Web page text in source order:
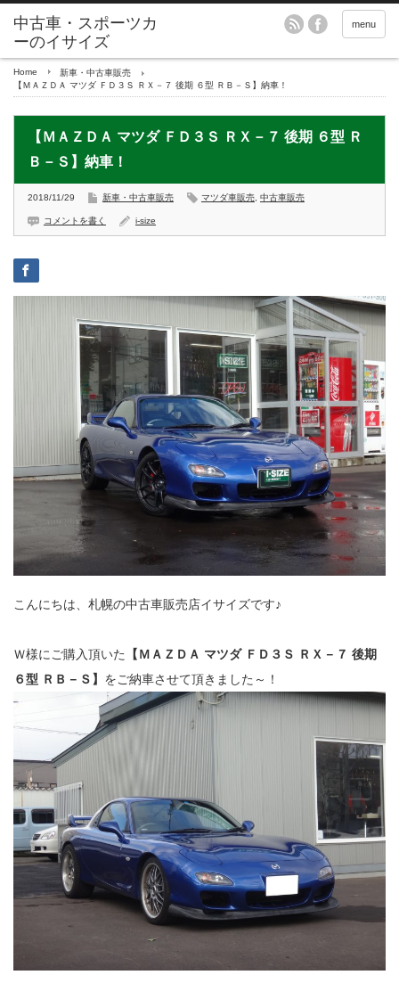
menu
Home
新車・中古車販売
【ＭＡＺＤＡ マツダ ＦＤ３Ｓ ＲＸ－７ 後期 ６型 ＲＢ－Ｓ】納車！
【ＭＡＺＤＡ マツダ ＦＤ３Ｓ ＲＸ－７ 後期 ６型 Ｒ
Ｂ－Ｓ】納車！
2018/11/29 新車・中古車販売 マツダ車販売 中古車販売
コメントを書く i-size
こんにちは、札幌の中古車販売店イサイズです♪
Ｗ様にご購入頂いた
【ＭＡＺＤＡ マツダ ＦＤ３Ｓ ＲＸ－７ 後期
６型 ＲＢ－Ｓ】 をご納車させて頂きました～！